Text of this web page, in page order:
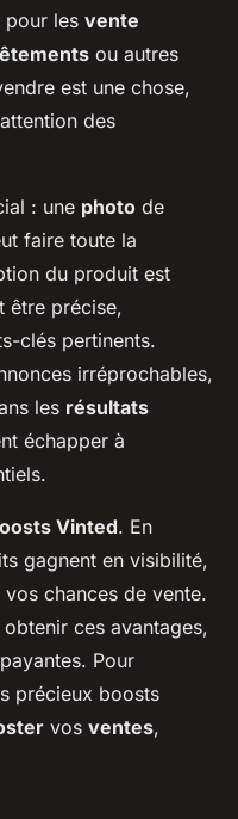
les vente
ou autres
est une chose,
des
: une photo de
faire toute la
du produit est
être précise,
clés pertinents.
irréprochables,
les résultats
échapper à
Vinted. En
gagnent en visibilité,
chances de vente.
ces avantages,
Pour
précieux boosts
vos ventes,